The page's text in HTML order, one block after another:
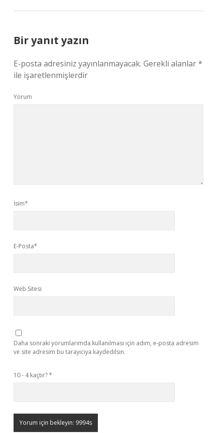
Bir yanıt yazın
E-posta adresiniz yayınlanmayacak. Gerekli alanlar*
ile işaretlenmişlerdir
Yorum
İsim*
E-Posta*
Web Sitesi
Daha sonraki yorumlarımda kullanılması için adım, e-posta adresim
ve site adresim bu tarayıcıya kaydedilsin.
10 - 4 kaçtır?*